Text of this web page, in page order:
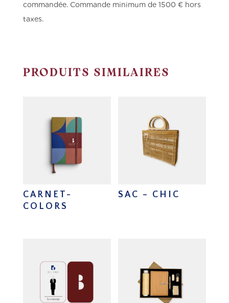
commandée. Commande minimum de 1500 € hors
taxes.
PRODUITS SIMILAIRES
CARNET-
COLORS
SAC – CHIC